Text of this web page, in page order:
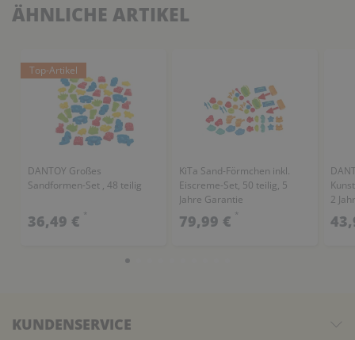
ÄHNLICHE ARTIKEL
Top-Artikel
DANTOY Großes
Sandformen-Set , 48 teilig
36,49 € *
KiTa Sand-Förmchen inkl.
Eiscreme-Set, 50 teilig, 5
Jahre Garantie
79,99 € *
2
KUNDENSERVICE